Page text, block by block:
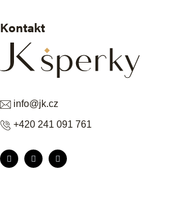
Kontakt
info@jk.cz
+420 241 091 761